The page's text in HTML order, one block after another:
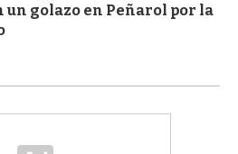
un golazo en Peñarol por la